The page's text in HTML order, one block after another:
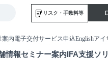
リスク・ 手数料等
案内電子交付サービス申込Englishアイ
情報セミナー案内IFA支援ソ